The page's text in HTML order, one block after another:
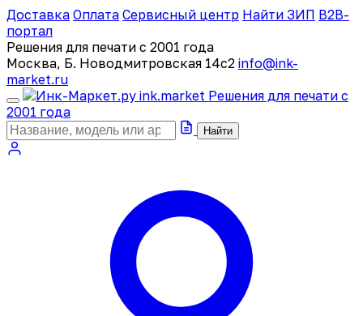
Доставка Оплата Сервисный центр Найти ЗИП B2B-
портал
Решения для печати с 2001 года
Москва, Б. Новодмитровская 14с2 info@ink-
market.ru
ink.market Решения для печати с
2001 года
Найти